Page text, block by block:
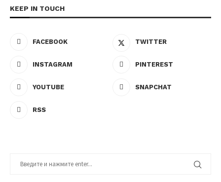
KEEP IN TOUCH
FACEBOOK TWITTER
INSTAGRAM PINTEREST
YOUTUBE SNAPCHAT
RSS